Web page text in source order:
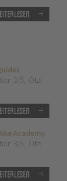
3/5, Ötzi
Academy
3/5, Ötzi